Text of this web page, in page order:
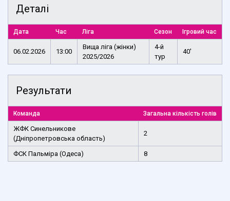
Деталі
Дата Час Ліга Сезон Ігровий час
06.02.2026 13:00
Вища ліга (жінки)
2025/2026
4-й
тур
40'
Результати
Команда Загальна кількість голів
ЖФК Синельникове
(Дніпропетровська область)
2
ФСК Пальміра (Одеса) 8